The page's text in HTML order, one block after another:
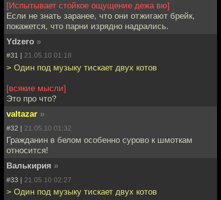
[Испытывает стойкое ощущение дежа вю]
Если не знать заранее, что они отжигают брейк,
покажется, что парни изрядно надрались.
Ydzero »
#31 | 21.05.10 01:18
> Один под музыку тискает двух котов
[всякие мысли]
Это про что?
valtazar »
#32 | 21.05.10 01:32
Гражданин в белом особенно сурово к шмоткам
относится!
Валькирия »
#33 | 21.05.10 02:27
> Один под музыку тискает двух котов